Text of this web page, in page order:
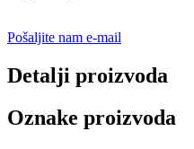
Pošaljite nam e-mail
Detalji proizvoda
Oznake proizvoda